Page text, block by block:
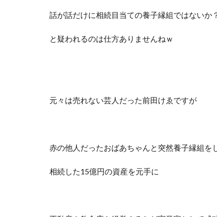
話が話だけに相続目当ての養子縁組ではないか
と疑われるのは仕方ありませんねｗ
元々は売れない芸人だった前田けゑですが
赤の他人だったおばあちゃんと突然養子縁組を
相続した15億円の資産を元手に